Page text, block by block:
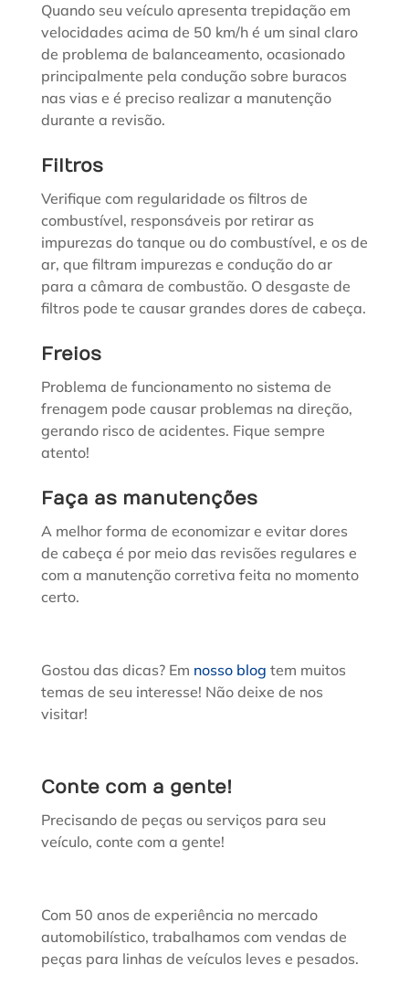
Quando seu veículo apresenta trepidação em
velocidades acima de 50 km/h é um sinal claro
de problema de balanceamento, ocasionado
principalmente pela condução sobre buracos
nas vias e é preciso realizar a manutenção
durante a revisão.
Filtros
Verifique com regularidade os filtros de
combustível, responsáveis por retirar as
impurezas do tanque ou do combustível, e os de
ar, que filtram impurezas e condução do ar
para a câmara de combustão. O desgaste de
filtros pode te causar grandes dores de cabeça.
Freios
Problema de funcionamento no sistema de
frenagem pode causar problemas na direção,
gerando risco de acidentes. Fique sempre
atento!
Faça as manutenções
A melhor forma de economizar e evitar dores
de cabeça é por meio das revisões regulares e
com a manutenção corretiva feita no momento
certo.
Gostou das dicas? Em nosso blog tem muitos
temas de seu interesse! Não deixe de nos
visitar!
Conte com a gente!
Precisando de peças ou serviços para seu
veículo, conte com a gente!
Com 50 anos de experiência no mercado
automobilístico, trabalhamos com vendas de
peças para linhas de veículos leves e pesados.